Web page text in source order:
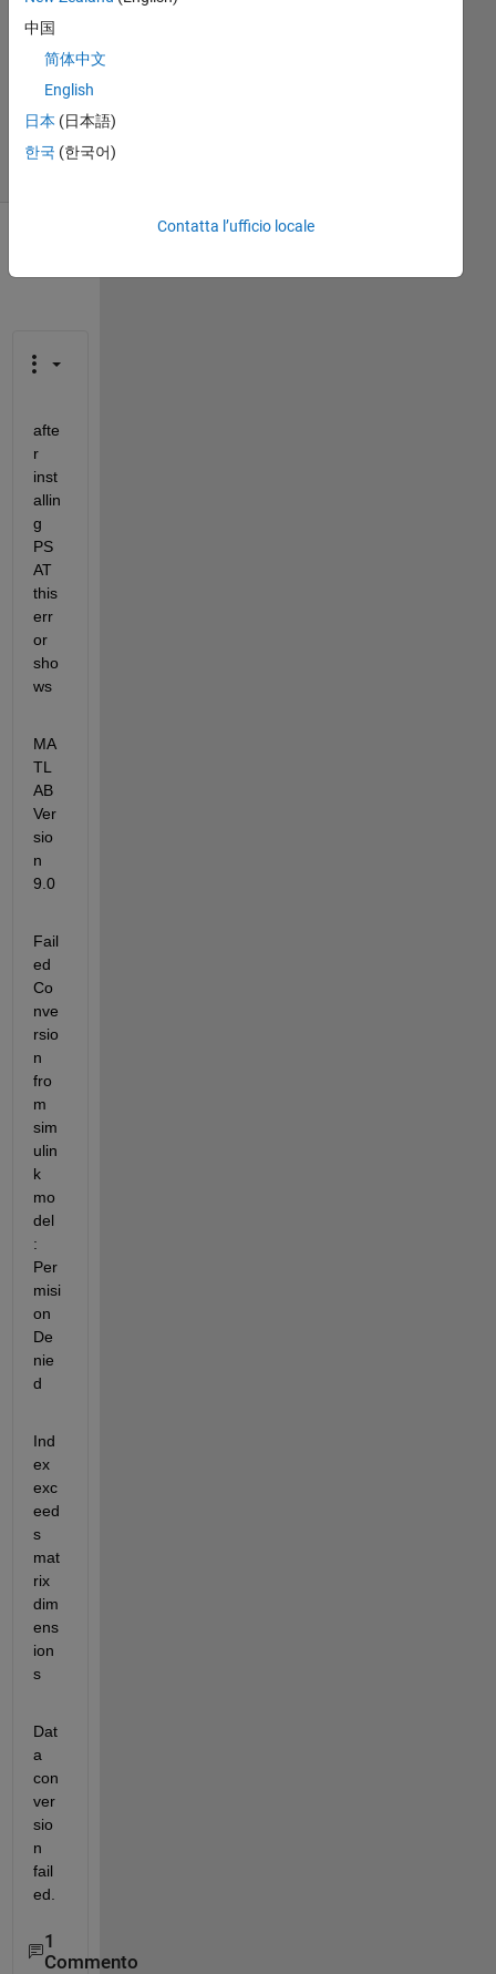
Aggiornato
2020
5
Visualizzazioni
afte
r
inst
allin
g
PS
AT
this
err
or
sho
ws
MA
TL
AB
Ver
sio
n
9.0
Fail
ed
Co
nve
rsio
n
fro
m
sim
ulin
k
mo
del
:
Per
misi
on
De
nie
d
Ind
ex
exc
eed
s
mat
rix
dim
ens
ion
s
Dat
a
con
ver
sio
n
fail
ed.
1
Commento
中国
简体中文
English
日本 (日本語)
한국 (한국어)
Contatta l’ufficio locale